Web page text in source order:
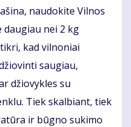
naudokite Vilnos
daugiau nei 2 kg
kad vilnoniai
saugiau,
džiovykles su
Tiek skalbiant, tiek
ir būgno sukimo